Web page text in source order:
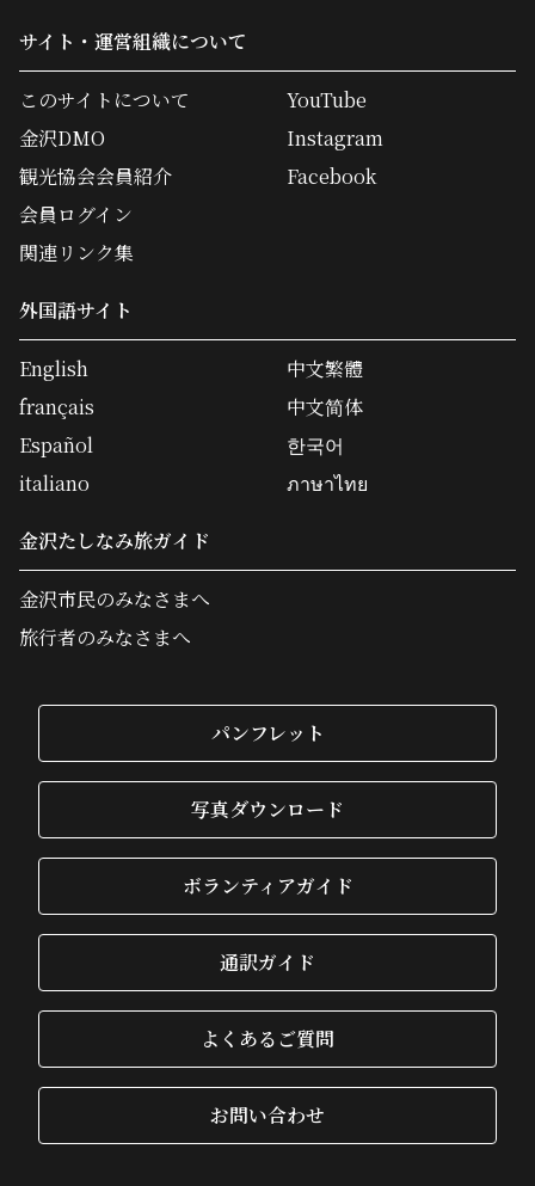
サイト・運営組織について
このサイトについて
金沢DMO
観光協会会員紹介
会員ログイン
関連リンク集
YouTube
Instagram
Facebook
外国語サイト
English
français
Español
italiano
中文繁體
中文简体
한국어
ภาษาไทย
金沢たしなみ旅ガイド
金沢市民のみなさまへ
旅行者のみなさまへ
パンフレット
写真ダウンロード
ボランティアガイド
通訳ガイド
よくあるご質問
お問い合わせ